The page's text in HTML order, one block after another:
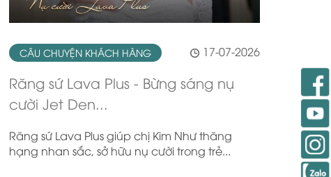
17-07-2026
CÂU CHUYỆN KHÁCH HÀNG
Răng sứ Lava Plus - Bừng sáng nụ
cười Jet Den...
Răng sứ Lava Plus giúp chị Kim Như thăng
hạng nhan sắc, sở hữu nụ cười trong trẻ...